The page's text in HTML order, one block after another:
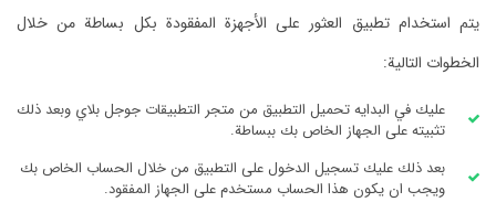
يتم استخدام تطبيق العثور على الأجهزة المفقودة بكل بساطة من خلال
الخطوات التالية:
عليك في البدايه تحميل التطبيق من متجر التطبيقات جوجل بلاي وبعد ذلك
تثبيته على الجهاز الخاص بك ببساطة.
بعد ذلك عليك تسجيل الدخول على التطبيق من خلال الحساب الخاص بك
ويجب ان يكون هذا الحساب مستخدم على الجهاز المفقود.